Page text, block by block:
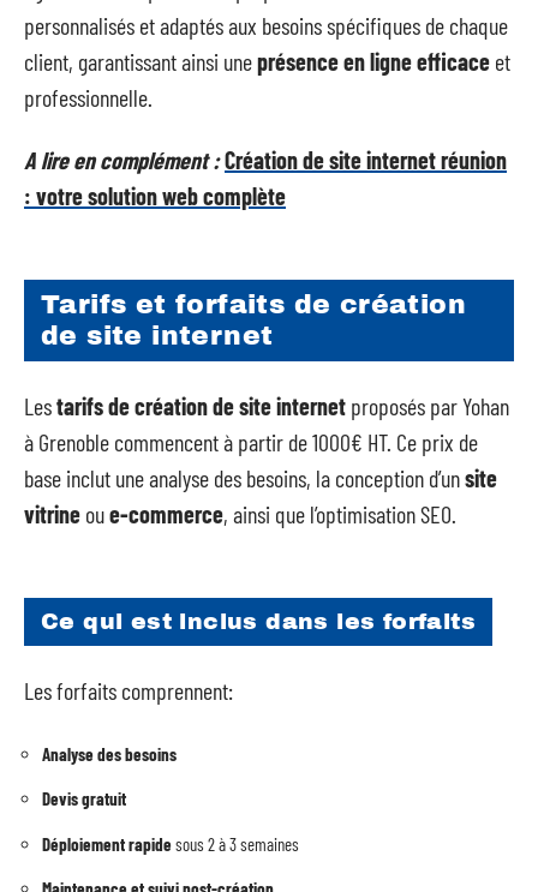
personnalisés et adaptés aux besoins spécifiques de chaque
client, garantissant ainsi uneprésence en ligne efficace et
professionnelle.
A lire en complément :Création de site internet réunion
: votre solution web complète
Tarifs et forfaits de création
de site internet
Lestarifs de création de site internet proposés par Yohan
à Grenoble commencent à partir de 1000€ HT. Ce prix de
base inclut une analyse des besoins, la conception d’unsite
vitrine oue-commerce, ainsi que l’optimisation SEO.
Ce qui est inclus dans les forfaits
Les forfaits comprennent:
Analyse des besoins
Devis gratuit
Déploiement rapidesous 2 à 3 semaines